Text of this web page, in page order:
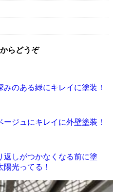
らどうぞ
のある緑にキレイに塗装！
ジュにキレイに外壁塗装！
返しがつかなくなる前に塗
光ってる！